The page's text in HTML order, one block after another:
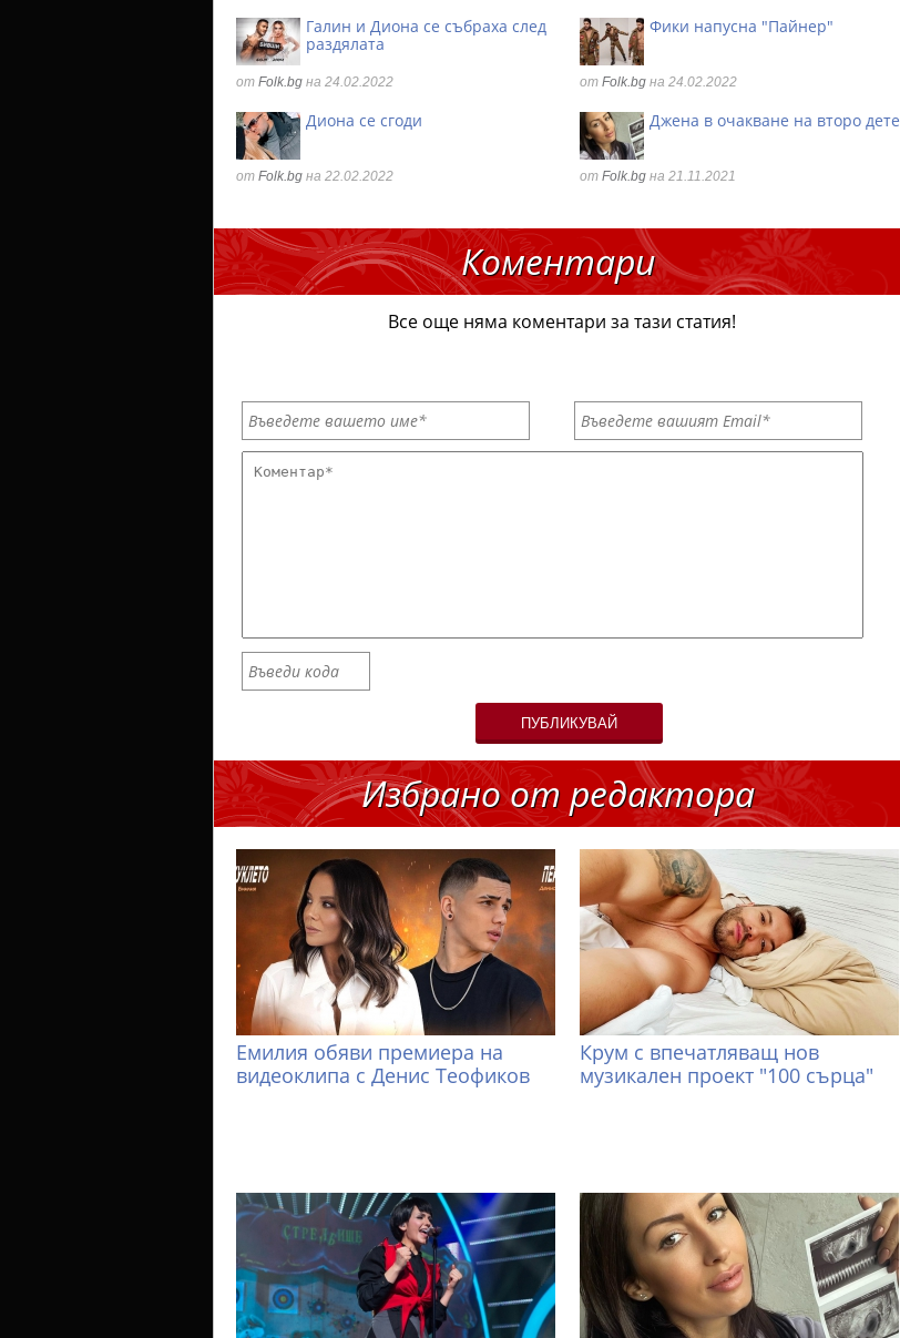
Галин и Диона се събраха след
раздялата
от Folk.bg на 24.02.2022
Фики напусна "Пайнер"
от Folk.bg на 24.02.2022
Диона се сгоди
от Folk.bg на 22.02.2022
Джена в очакване на второ дете
от Folk.bg на 21.11.2021
Коментари
Все още няма коментари за тази статия!
ПУБЛИКУВАЙ
Избрано от редактора
Емилия обяви премиера на
видеоклипа с Денис Теофиков
Крум с впечатляващ нов
музикален проект "100 сърца"